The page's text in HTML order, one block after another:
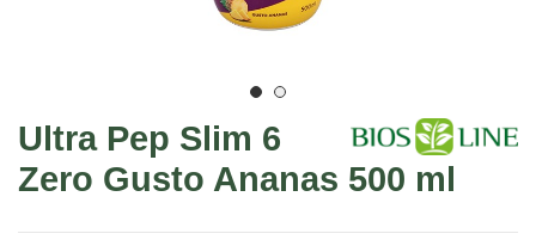
Ultra Pep Slim 6
Zero Gusto Ananas 500 ml